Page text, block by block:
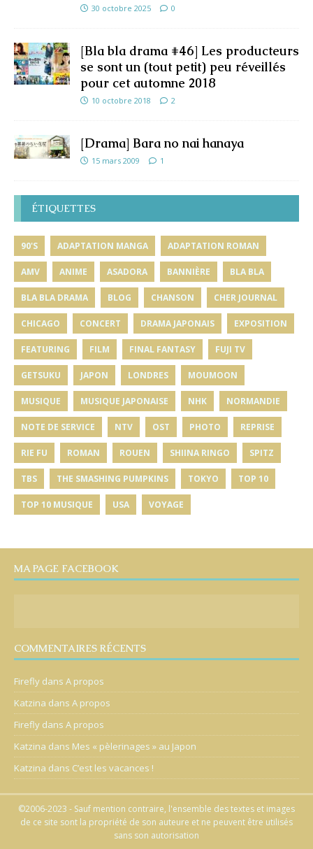
30 octobre 2025 0
[Bla bla drama #46] Les producteurs
se sont un (tout petit) peu réveillés
pour cet automne 2018
10 octobre 2018 2
[Drama] Bara no nai hanaya
15 mars 2009 1
ÉTIQUETTES
90'S ADAPTATION MANGA ADAPTATION ROMAN
AMV ANIME ASADORA BANNIÈRE BLA BLA
BLA BLA DRAMA BLOG CHANSON CHER JOURNAL
CHICAGO CONCERT DRAMA JAPONAIS EXPOSITION
FEATURING FILM FINAL FANTASY FUJI TV
GETSUKU JAPON LONDRES MOUMOON
MUSIQUE MUSIQUE JAPONAISE NHK NORMANDIE
NOTE DE SERVICE NTV OST PHOTO REPRISE
RIE FU ROMAN ROUEN SHIINA RINGO SPITZ
TBS THE SMASHING PUMPKINS TOKYO TOP 10
TOP 10 MUSIQUE USA VOYAGE
MA PAGE FACEBOOK
COMMENTAIRES RÉCENTS
Firefly dans A propos
Katzina dans A propos
Firefly dans A propos
Katzina dans Mes « pèlerinages » au Japon
Katzina dans C’est les vacances !
©2006-2023 - Sauf mention contraire, l'ensemble des textes et images
de ce site sont la propriété de son auteure et ne peuvent être utilisés
sans son autorisation